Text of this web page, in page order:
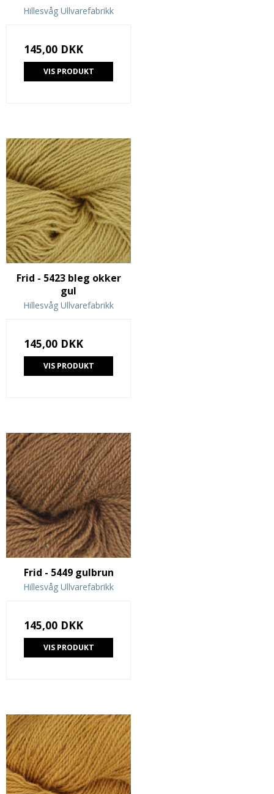
Hillesvåg Ullvarefabrikk
145,00 DKK
VIS PRODUKT
Frid - 5423 bleg okker
gul
Hillesvåg Ullvarefabrikk
145,00 DKK
VIS PRODUKT
Frid - 5449 gulbrun
Hillesvåg Ullvarefabrikk
145,00 DKK
VIS PRODUKT